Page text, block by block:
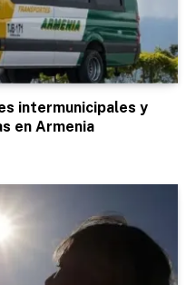
intermunicipales y
en Armenia